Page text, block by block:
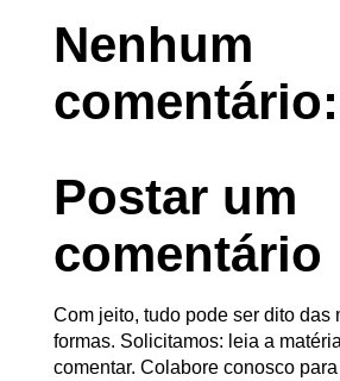
Nenhum
comentário:
Postar um
comentário
Com jeito, tudo pode ser dito das
formas. Solicitamos: leia a
comentar. Colabore conosco